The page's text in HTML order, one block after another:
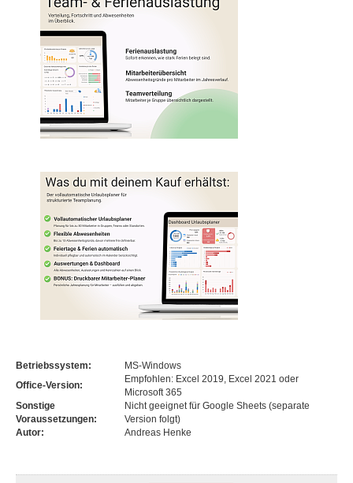
Betriebssystem:
MS-Windows
Office-Version:
Empfohlen: Excel 2019, Excel 2021 oder
Microsoft 365
Sonstige
Voraussetzungen:
Nicht geeignet für Google Sheets (separate
Version folgt)
Autor:
Andreas Henke